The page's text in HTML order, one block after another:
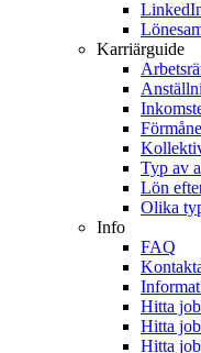
Karriärguide
Typ av
Lön
Olika
Info
FAQ
Hitta
Hitta
Hitta